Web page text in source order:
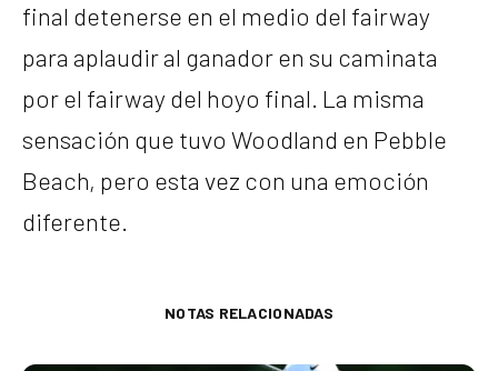
final detenerse en el medio del fairway
para aplaudir al ganador en su caminata
por el fairway del hoyo final. La misma
sensación que tuvo Woodland en Pebble
Beach, pero esta vez con una emoción
diferente.
NOTAS RELACIONADAS